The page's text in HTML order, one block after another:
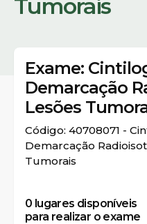
Tumorais
Exame:
Demarcação
Lesões
Código: 40708071 -
Demarcação
Tumorais
0 lugares disponíveis
para realizar o exame